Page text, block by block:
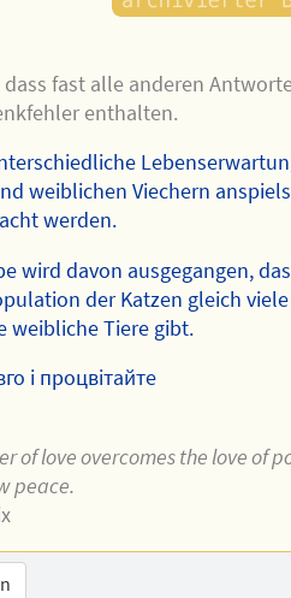
fast alle anderen
enthalten.
weiblichen Viechern
werden.
wird davon ausgegangen,
der Katzen gleich viele
weibliche Tiere gibt.
і процвітайте
of love overcomes the love of
peace.